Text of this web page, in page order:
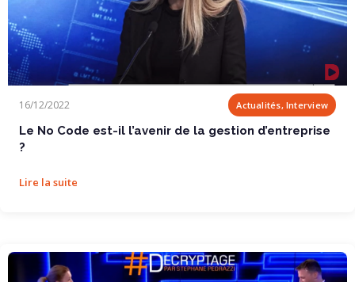
16/12/2022 Actualités, Interview
Le No Code est-il l’avenir de la gestion d’entreprise
?
Lire la suite